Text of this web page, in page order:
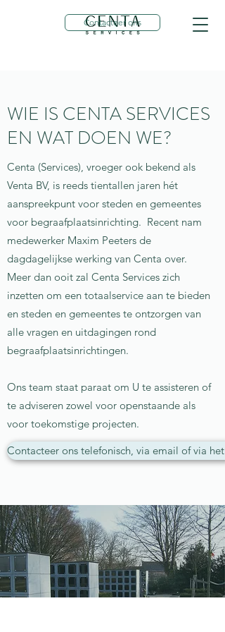
Contacteer ons
WIE IS CENTA SERVICES
EN WAT DOEN WE?
Centa (Services), vroeger ook bekend als
Venta BV, is reeds tientallen jaren hét
aanspreekpunt voor steden en gemeentes
voor begraafplaatsinrichting. Recent nam
medewerker Maxim Peeters de
dagdagelijkse werking van Centa over.
Meer dan ooit zal Centa Services zich
inzetten om een totaalservice aan te bieden
en steden en gemeentes te ontzorgen van
alle vragen en uitdagingen rond
begraafplaatsinrichtingen.
Ons team staat paraat om U te assisteren of
te adviseren zowel voor openstaande als
voor toekomstige projecten.
Contacteer ons telefonisch, via email of via